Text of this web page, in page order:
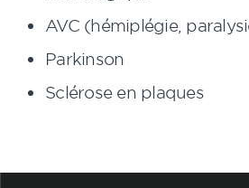
AVC (hémiplégie,
Parkinson
Sclérose en plaques